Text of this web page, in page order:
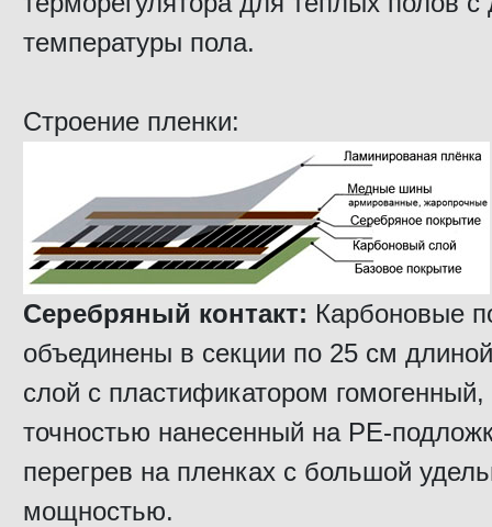
температуры пола.
Строение пленки:
Серебряный контакт: Карбоновые
объединены в секции по 25 см
слой с пластификатором
точностью нанесенный на PE-
перегрев на пленках с большой
мощностью.